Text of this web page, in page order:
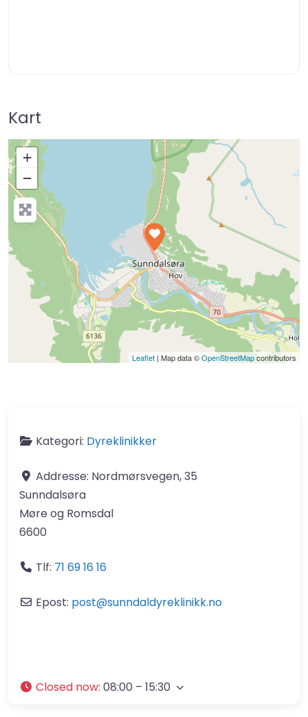
Kart
+
−
Press Enter key to search
Leaflet | Map data ©OpenStreetMapcontributors
Kategori: Dyreklinikker
Addresse: Nordmørsvegen, 35
Sunndalsøra
Møre og Romsdal
6600
Tlf: 71 69 16 16
Epost: post@sunndaldyreklinikk.no
Closed now: 08:00 – 15:30